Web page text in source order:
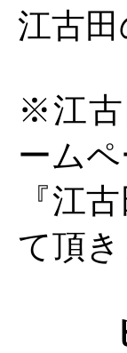
江古
※江古
ーム
『江
て頂き